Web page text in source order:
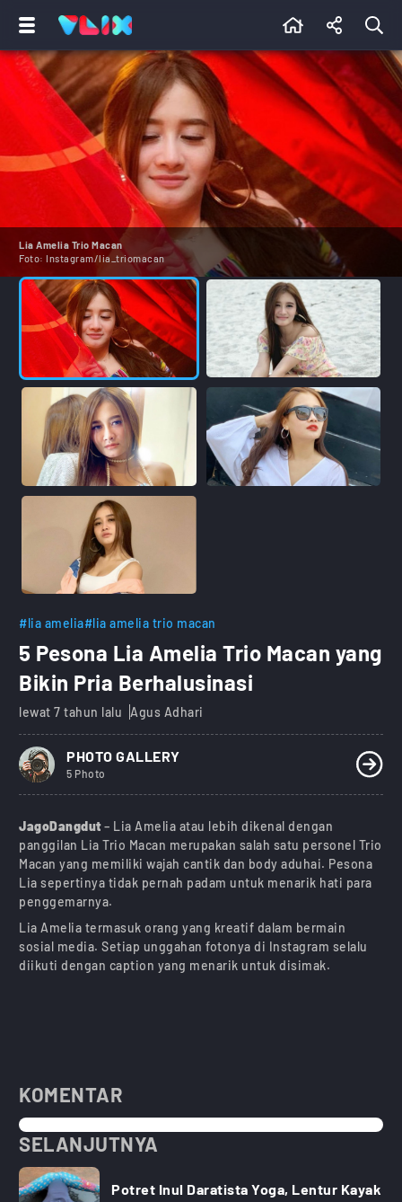
Lia Amelia Trio Macan
Foto: Instagram/lia_triomacan
#lia amelia#lia amelia trio macan
5 Pesona Lia Amelia Trio Macan yang
Bikin Pria Berhalusinasi
lewat 7 tahun lalu Agus Adhari
PHOTO GALLERY
5 Photo
JagoDangdut– Lia Amelia atau lebih dikenal dengan
panggilan Lia Trio Macan merupakan salah satu personel Trio
Macan yang memiliki wajah cantik dan body aduhai. Pesona
Lia sepertinya tidak pernah padam untuk menarik hati para
penggemarnya.
Lia Amelia termasuk orang yang kreatif dalam bermain
sosial media. Setiap unggahan fotonya di Instagram selalu
diikuti dengan caption yang menarik untuk disimak.
KOMENTAR
SELANJUTNYA
Potret Inul Daratista Yoga, Lentur Kayak